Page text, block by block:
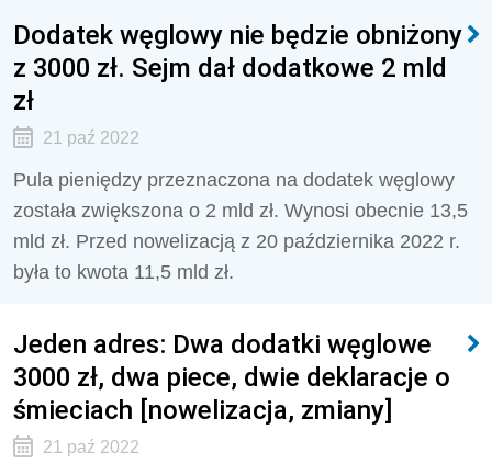
Dodatek węglowy nie będzie obniżony
z 3000 zł. Sejm dał dodatkowe 2 mld
zł
21 paź 2022
Pula pieniędzy przeznaczona na dodatek węglowy
została zwiększona o 2 mld zł. Wynosi obecnie 13,5
mld zł. Przed nowelizacją z 20 października 2022 r.
była to kwota 11,5 mld zł.
Jeden adres: Dwa dodatki węglowe
3000 zł, dwa piece, dwie deklaracje o
śmieciach [nowelizacja, zmiany]
21 paź 2022